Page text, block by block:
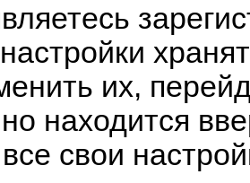
их,
находится
свои